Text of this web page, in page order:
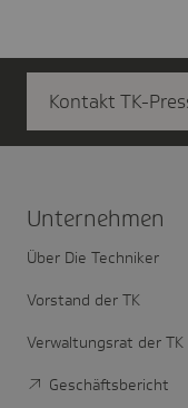
Kontakt TK-
Unter­nehmen
Über Die Techniker
Vorstand der TK
Verwaltungsrat der TK
Geschäftsbericht